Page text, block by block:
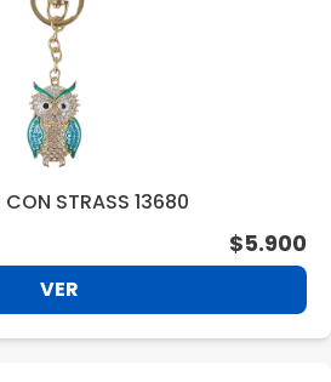
CON STRASS 13680
$5.900
VER